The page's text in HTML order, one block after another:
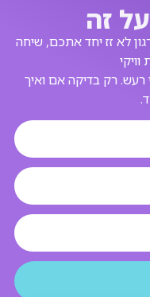
זה
לא זז יחד אתכם, שיחה
רעש. רק בדיקה אם ואיך